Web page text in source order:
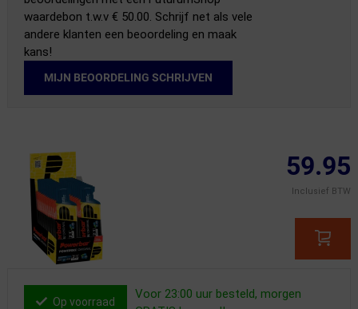
waardebon t.w.v € 50.00. Schrijf net als vele
andere klanten een beoordeling en maak
kans!
MIJN BEOORDELING SCHRIJVEN
59.95
Inclusief BTW
Op voorraad
Voor 23:00 uur besteld, morgen